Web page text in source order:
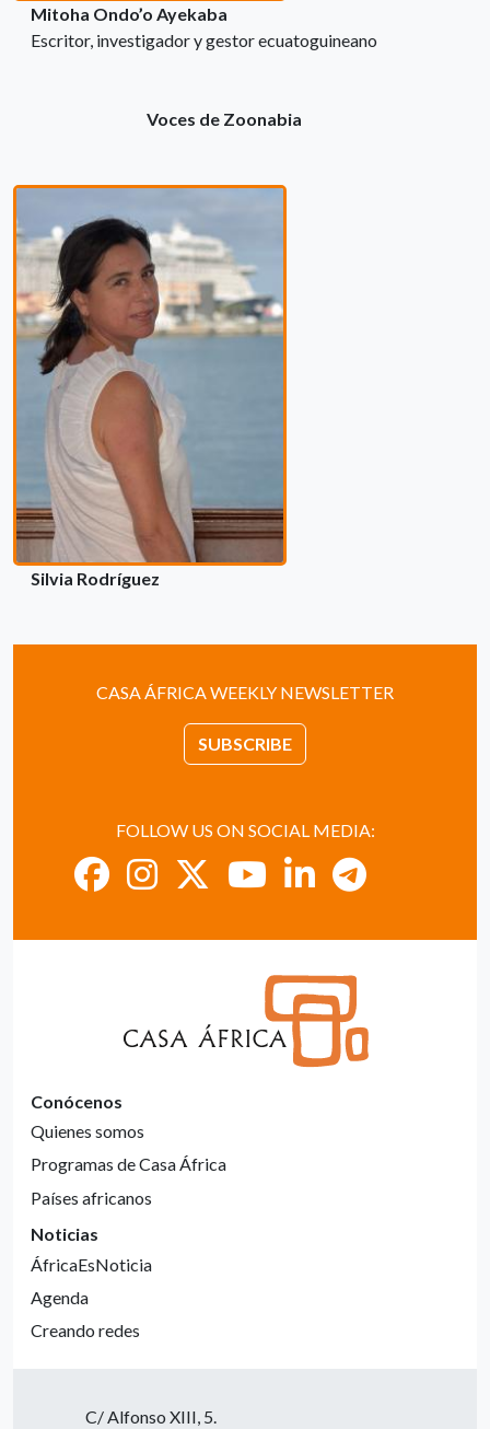
Mitoha Ondo’o Ayekaba
Escritor, investigador y gestor ecuatoguineano
Voces de Zoonabia
Silvia Rodríguez
CASA ÁFRICA WEEKLY NEWSLETTER
SUBSCRIBE
FOLLOW US ON SOCIAL MEDIA:
Conócenos
Quienes somos
Programas de Casa África
Países africanos
Noticias
ÁfricaEsNoticia
Agenda
Creando redes
C/ Alfonso XIII, 5.